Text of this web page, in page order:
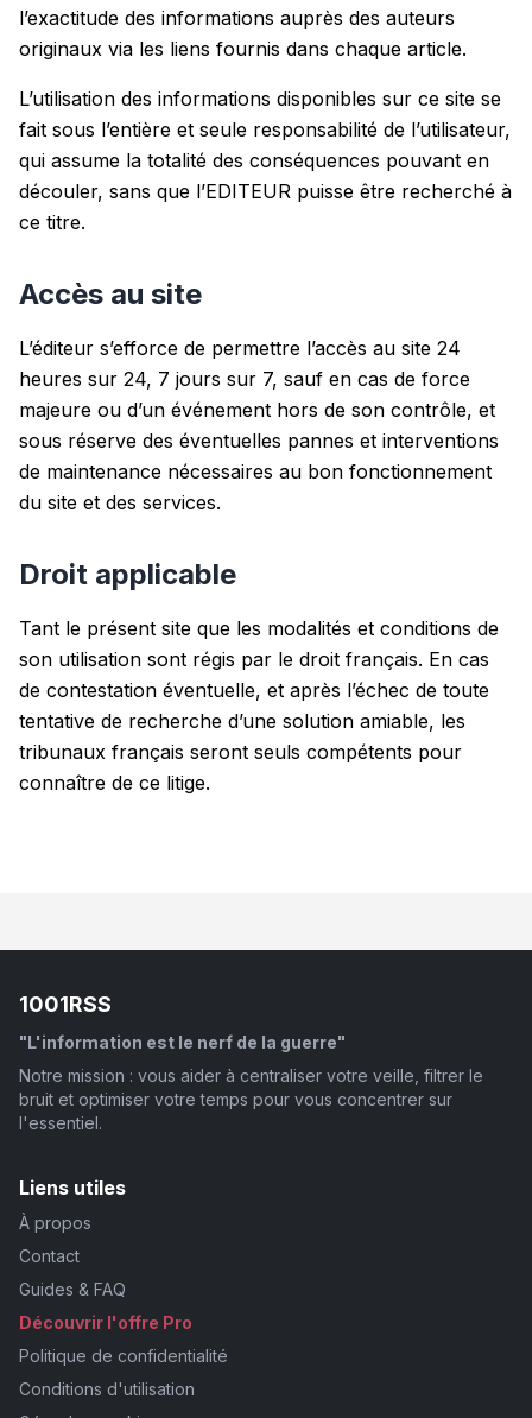
l’exactitude des informations auprès des auteurs
originaux via les liens fournis dans chaque article.
L’utilisation des informations disponibles sur ce site se
fait sous l’entière et seule responsabilité de l’utilisateur,
qui assume la totalité des conséquences pouvant en
découler, sans que l’EDITEUR puisse être recherché à
ce titre.
Accès au site
L’éditeur s’efforce de permettre l’accès au site 24
heures sur 24, 7 jours sur 7, sauf en cas de force
majeure ou d’un événement hors de son contrôle, et
sous réserve des éventuelles pannes et interventions
de maintenance nécessaires au bon fonctionnement
du site et des services.
Droit applicable
Tant le présent site que les modalités et conditions de
son utilisation sont régis par le droit français. En cas
de contestation éventuelle, et après l’échec de toute
tentative de recherche d’une solution amiable, les
tribunaux français seront seuls compétents pour
connaître de ce litige.
1001RSS
"L'information est le nerf de la guerre"
Notre mission : vous aider à centraliser votre veille, filtrer le
bruit et optimiser votre temps pour vous concentrer sur
l'essentiel.
Liens utiles
À propos
Contact
Guides & FAQ
Découvrir l'offre Pro
Politique de confidentialité
Conditions d'utilisation